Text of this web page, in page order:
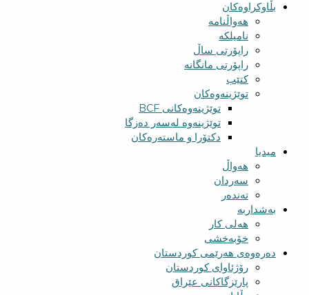
بڵاوکراوەکان
هەواڵنامە
نامیلکە
راپۆرتی ساڵ
راپۆرتی مانگانە
کتێب
توێژینەوەکان
توێژینەوەکانی BCF​
توێژینەوە لەسەر دەزگا
دکتۆرا و ماستەرەکان
میدیا
‌‌هەواڵ
سه‌ردان
تەندەر
بەشداربە
هەلی کار
خۆبەخشی
دەرەوەی هەرێمی کوردستان
رۆژئاوای کوردستان
پارێزگاکانی عێراق